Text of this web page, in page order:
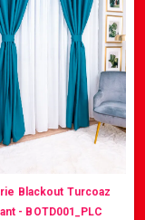
Blackout Turcoaz
- BOTD001_PLC